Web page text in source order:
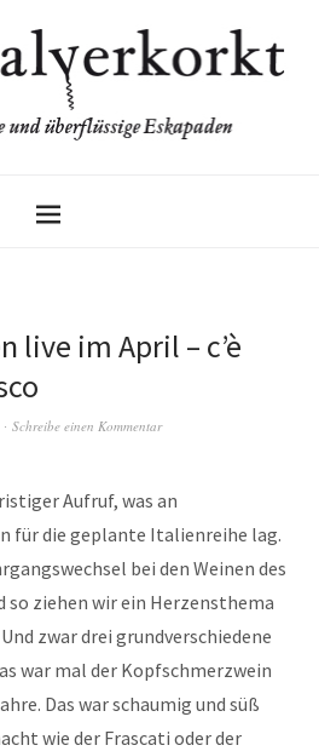
live im April – c’è
Schreibe einen Kommentar
Aufruf, was an
für die geplante Italienreihe lag.
bei den Weinen des
ziehen wir ein Herzensthema
zwar drei grundverschiedene
war mal der Kopfschmerzwein
Das war schaumig und süß
wie der Frascati oder der